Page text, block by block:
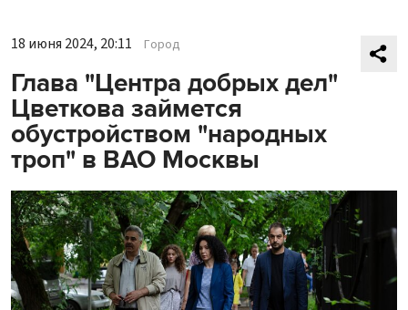
18 июня 2024, 20:11 Город
Глава "Центра добрых дел"
Цветкова займется
обустройством "народных
троп" в ВАО Москвы